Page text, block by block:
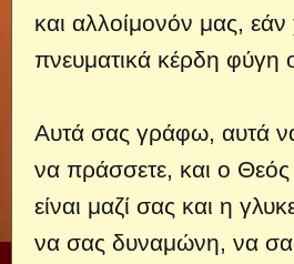
και αλλοίμονόν μας, εάν
πνευματικά κέρδη φύγη
Αυτά σας γράφω, αυτά
να πράσσετε, και ο
είναι μαζί σας και η
να σας δυναμώνη, να